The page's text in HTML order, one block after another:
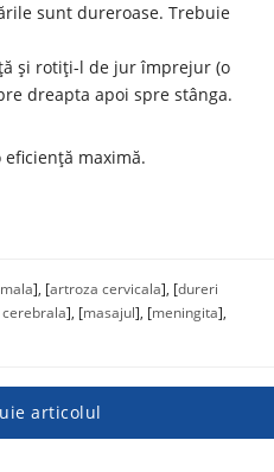
sunt dureroase. Trebuie
și rotiți-l de jur împrejur (o
dreapta apoi spre stânga.
maximă.
], [artroza cervicala], [dureri
], [masajul], [meningita],
articolul